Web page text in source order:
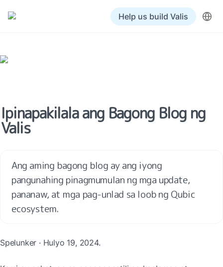
Help us build Valis
Ipinapakilala ang Bagong Blog ng
Valis
Ang aming bagong blog ay ang iyong
pangunahing pinagmumulan ng mga update,
pananaw, at mga pag-unlad sa loob ng Qubic
ecosystem.
Spelunker · Hulyo 19, 2024.